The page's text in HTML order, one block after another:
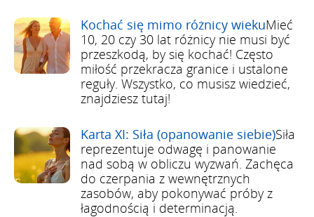
Kochać się mimo różnicy wiekuMieć
10, 20 czy 30 lat różnicy nie musi być
przeszkodą, by się kochać! Często
miłość przekracza granice i ustalone
reguły. Wszystko, co musisz wiedzieć,
znajdziesz tutaj!
Karta XI: Siła (opanowanie siebie)Siła
reprezentuje odwagę i panowanie
nad sobą w obliczu wyzwań. Zachęca
do czerpania z wewnętrznych
zasobów, aby pokonywać próby z
łagodnością i determinacją.